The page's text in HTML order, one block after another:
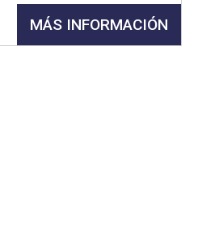
MÁS INFORMACIÓN